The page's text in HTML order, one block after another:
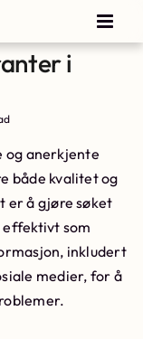
i
og anerkjente
både kvalitet og
er å gjøre søket
som
inkludert
medier, for å